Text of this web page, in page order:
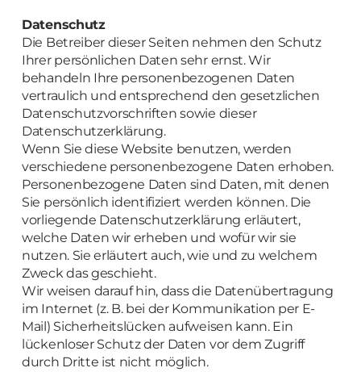
Datenschutz
Die Betreiber dieser Seiten nehmen den Schutz
Ihrer persönlichen Daten sehr ernst. Wir
behandeln Ihre personenbezogenen Daten
vertraulich und entsprechend den gesetzlichen
Datenschutzvorschriften sowie dieser
Datenschutzerklärung.
Wenn Sie diese Website benutzen, werden
verschiedene personenbezogene Daten erhoben.
Personenbezogene Daten sind Daten, mit denen
Sie persönlich identifiziert werden können. Die
vorliegende Datenschutzerklärung erläutert,
welche Daten wir erheben und wofür wir sie
nutzen. Sie erläutert auch, wie und zu welchem
Zweck das geschieht.
Wir weisen darauf hin, dass die Datenübertragung
im Internet (z. B. bei der Kommunikation per E-
Mail) Sicherheitslücken aufweisen kann. Ein
lückenloser Schutz der Daten vor dem Zugriff
durch Dritte ist nicht möglich.